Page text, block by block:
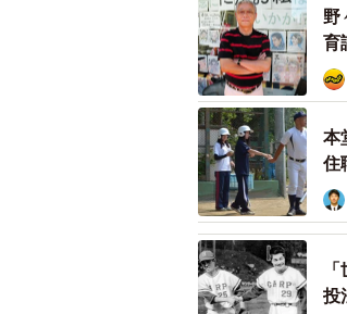
野
育
本
住
投